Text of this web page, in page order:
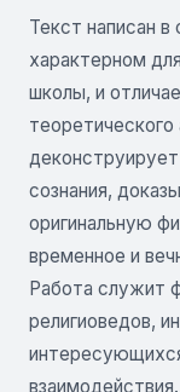
Текст написан
характерном
школы, и
сознания,
оригинальную
временное и
Работа служит
религиоведов,